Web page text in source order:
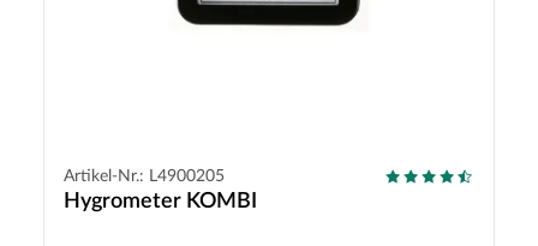
Artikel-Nr.: L4900205
Hygrometer KOMBI